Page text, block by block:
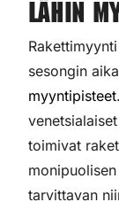
lähin
sesongin
myyntipisteet
toimivat
tarvittavan